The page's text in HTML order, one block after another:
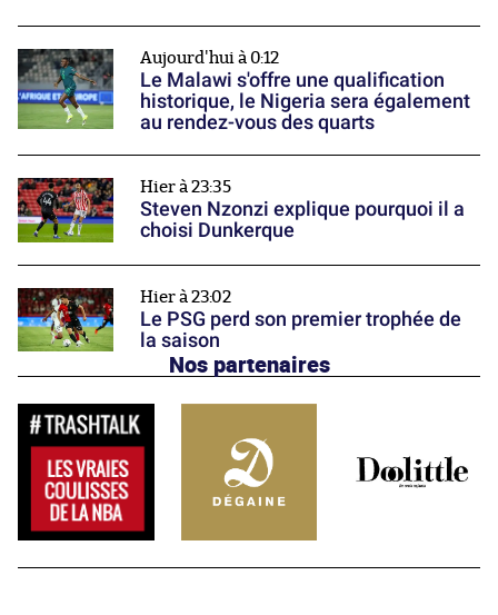
Aujourd'hui à 0:12
Le Malawi s'offre une qualification
historique, le Nigeria sera également
au rendez-vous des quarts
Hier à 23:35
Steven Nzonzi explique pourquoi il a
choisi Dunkerque
Hier à 23:02
Le PSG perd son premier trophée de
la saison
Nos partenaires